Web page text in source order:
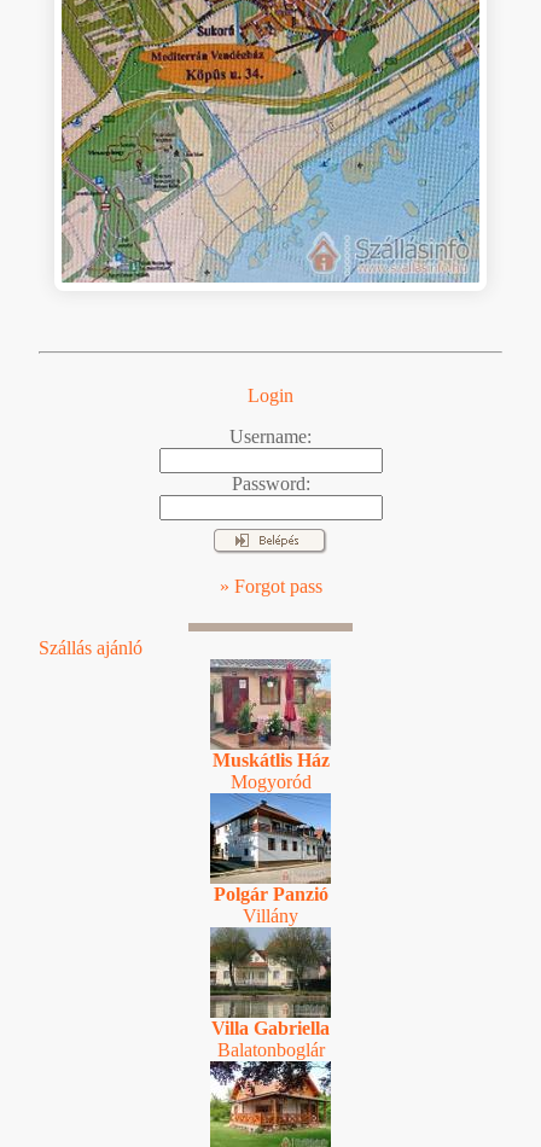
Login
Username:
Password:
» Forgot pass
Szállás ajánló
Muskátlis Ház
Mogyoród
Polgár Panzió
Villány
Villa Gabriella
Balatonboglár